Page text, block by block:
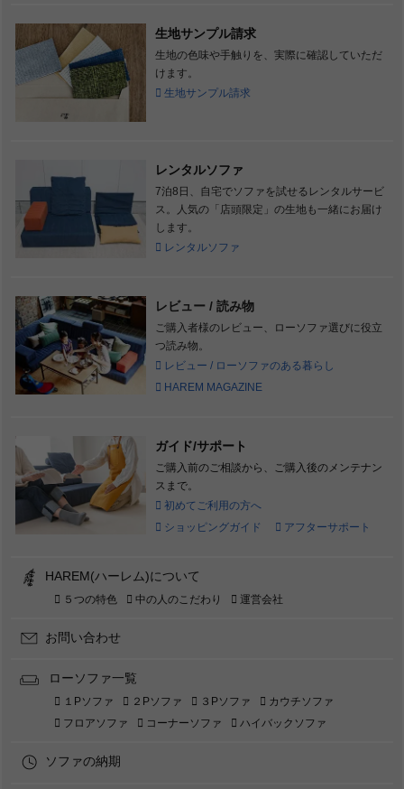
生地サンプル請求
生地の色味や手触りを、実際に確認していただ
けます。
生地サンプル請求
レンタルソファ
7泊8日、自宅でソファを試せるレンタルサービ
ス。人気の「店頭限定」の生地も一緒にお届け
します。
レンタルソファ
レビュー / 読み物
ご購入者様のレビュー、ローソファ選びに役立
つ読み物。
レビュー / ローソファのある暮らし
HAREM MAGAZINE
ガイド/サポート
ご購入前のご相談から、ご購入後のメンテナン
スまで。
初めてご利用の方へ
ショッピングガイド
アフターサポート
HAREM(ハーレム)について
５つの特色 中の人のこだわり 運営会社
お問い合わせ
ローソファ一覧
１Pソファ ２Pソファ ３Pソファ
カウチソファ
フロアソファ
コーナーソファ ハイバックソファ
ソファの納期